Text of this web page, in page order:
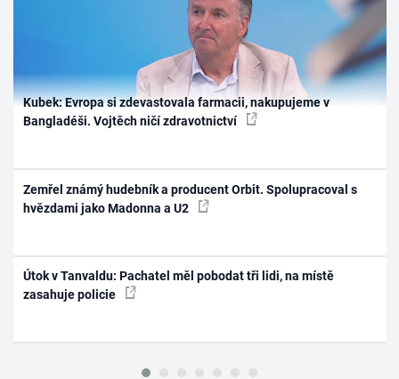
Kubek: Evropa si zdevastovala farmacii, nakupujeme v
Bangladéši. Vojtěch ničí zdravotnictví
Zemřel známý hudebník a producent Orbit. Spolupracoval s
hvězdami jako Madonna a U2
Útok v Tanvaldu: Pachatel měl pobodat tři lidi, na místě
zasahuje policie